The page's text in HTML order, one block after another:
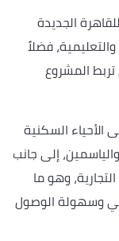
الجديدة
فضلاً
المشروع
السكنية
إلى جانب
وهو ما
وسهولة الوصول